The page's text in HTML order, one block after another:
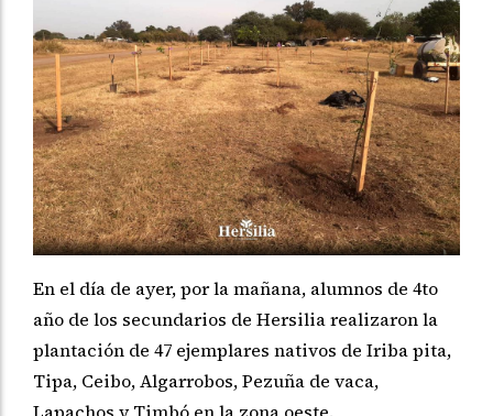
En el día de ayer, por la mañana, alumnos de 4to
año de los secundarios de Hersilia realizaron la
plantación de 47 ejemplares nativos de Iriba pita,
Tipa, Ceibo, Algarrobos, Pezuña de vaca,